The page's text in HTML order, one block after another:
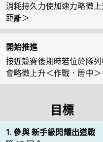
消耗持久力使加速力略微
距離＞
開始推進
接近競賽後期時若位於隊
會略微上升＜作戰．居中＞
目標
1. 參與 新手級閃耀出道戰